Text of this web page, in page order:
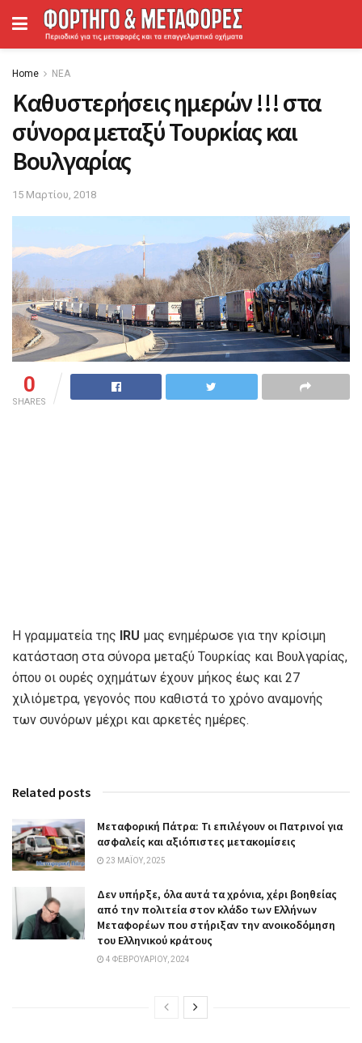
Home ΝΕΑ
Kαθυστερήσεις ημερών !!! στα
σύνορα μεταξύ Τουρκίας και
Βουλγαρίας
15 Μαρτίου, 2018
0
SHARES
Η γραμματεία της IRU μας ενημέρωσε για την κρίσιμη
κατάσταση στα σύνορα μεταξύ Τουρκίας και Βουλγαρίας,
όπου οι ουρές οχημάτων έχουν μήκος έως και 27
χιλιόμετρα, γεγονός που καθιστά το χρόνο αναμονής
των συνόρων μέχρι και αρκετές ημέρες.
Related posts
Μεταφορική Πάτρα: Τι επιλέγουν οι Πατρινοί για
ασφαλείς και αξιόπιστες μετακομίσεις
23 ΜΑΪ́ΟΥ, 2025
Δεν υπήρξε, όλα αυτά τα χρόνια, χέρι βοηθείας
από την πολιτεία στον κλάδο των Ελλήνων
Μεταφορέων που στήριξαν την ανοικοδόμηση
του Ελληνικού κράτους
4 ΦΕΒΡΟΥΑΡΊΟΥ, 2024